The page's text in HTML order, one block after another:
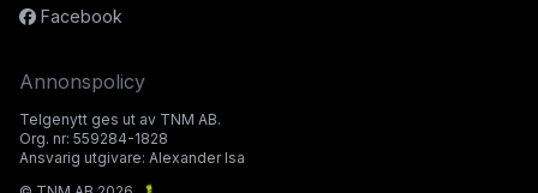
Facebook
Annonspolicy
Telgenytt ges ut av TNM AB.
Org. nr: 559284-1828
Ansvarig utgivare: Alexander Isa